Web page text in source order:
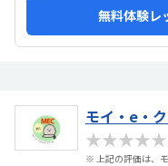
無料体験レ
モイ・e・
★★★★★
※ 上記の評価は、